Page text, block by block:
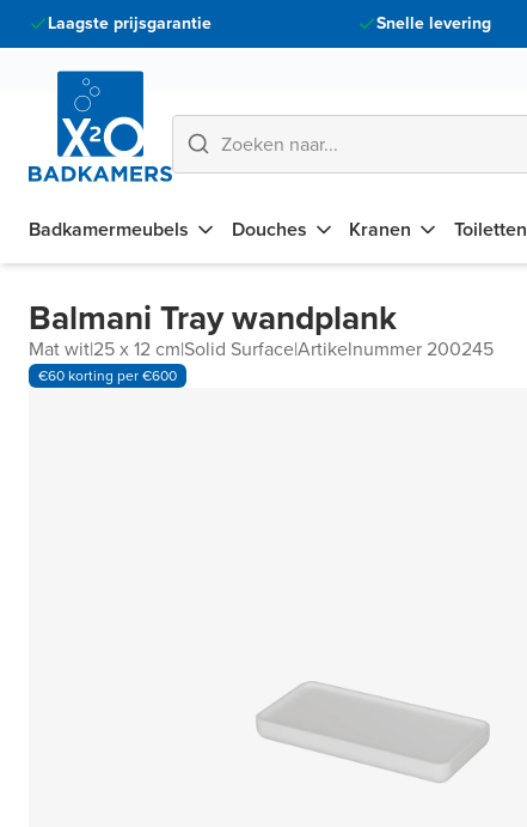
Laagste prijsgarantie Snelle levering
Badkamermeubels Douches Kranen Toiletten
Balmani Tray wandplank
Mat wit|25 x 12 cm|Solid Surface|Artikelnummer 200245
€60 korting per €600